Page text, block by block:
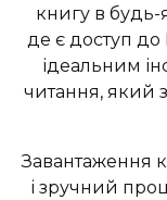
книгу в
де є доступ до
ідеальним
читання, який
Завантаження
і зручний